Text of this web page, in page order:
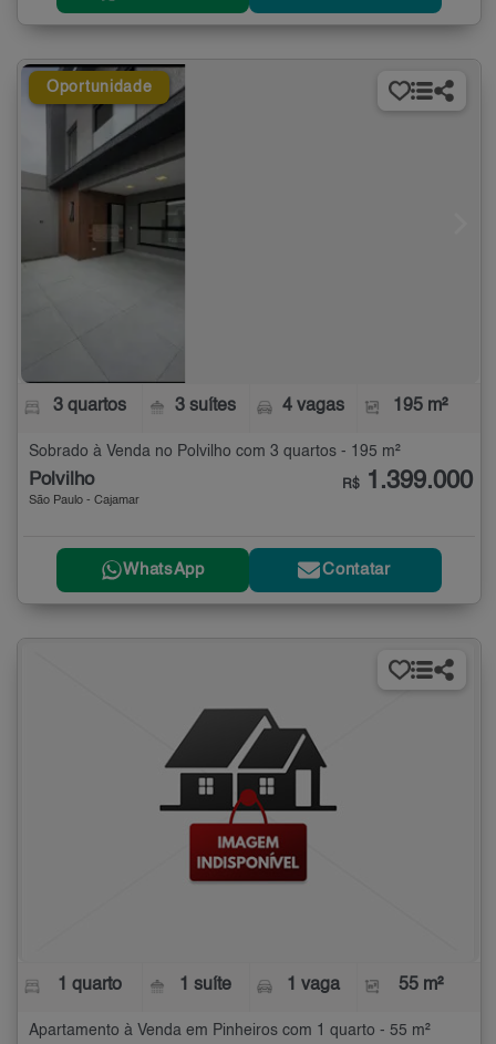
Oportunidade
3 quartos 3 suítes 4 vagas 195 m²
Sobrado à Venda no Polvilho com 3 quartos - 195 m²
Polvilho
São Paulo - Cajamar
R$ 1.399.000
WhatsApp Contatar
1 quarto 1 suíte 1 vaga 55 m²
Apartamento à Venda em Pinheiros com 1 quarto - 55 m²